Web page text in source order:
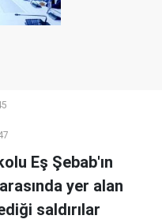
Eş Şebab'ın
yer alan
saldırılar